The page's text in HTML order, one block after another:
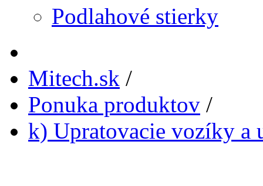
Podlahové stierky
Mitech.sk /
Ponuka produktov /
k) Upratovacie vozíky a